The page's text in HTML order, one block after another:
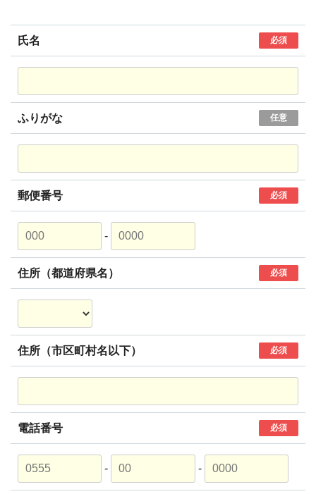
氏名 必須
ふりがな 任意
郵便番号 必須
-
住所（都道府県名） 必須
住所（市区町村名以下） 必須
電話番号 必須
- -